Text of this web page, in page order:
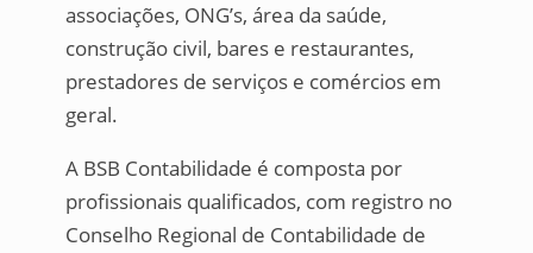
associações, ONG’s, área da saúde,
construção civil, bares e restaurantes,
prestadores de serviços e comércios em
geral.
A BSB Contabilidade é composta por
profissionais qualificados, com registro no
Conselho Regional de Contabilidade de